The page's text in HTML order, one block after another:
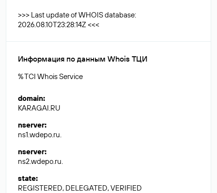
>>> Last update of WHOIS database:
2026.08.10T23:28:14Z <<<
Информация по данным Whois ТЦИ
% TCI Whois Service
domain:
KARAGAI.RU
nserver:
ns1.wdepo.ru.
nserver:
ns2.wdepo.ru.
state:
REGISTERED, DELEGATED, VERIFIED